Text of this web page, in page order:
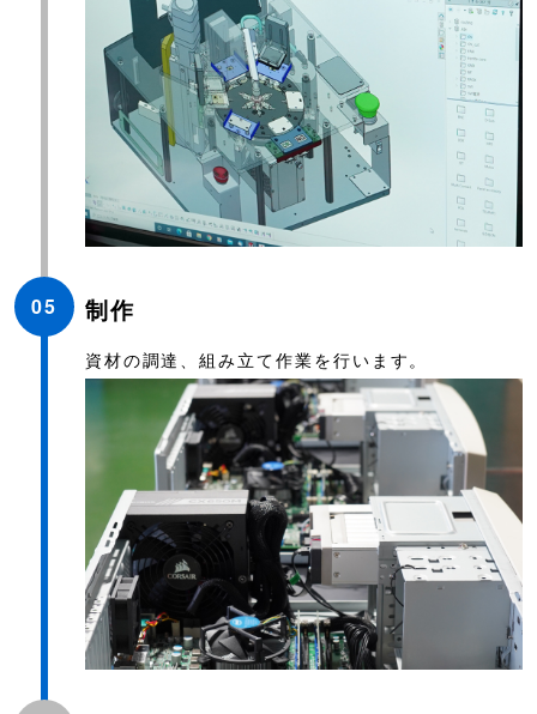
05 制作
資材の調達、組み立て作業を行います。